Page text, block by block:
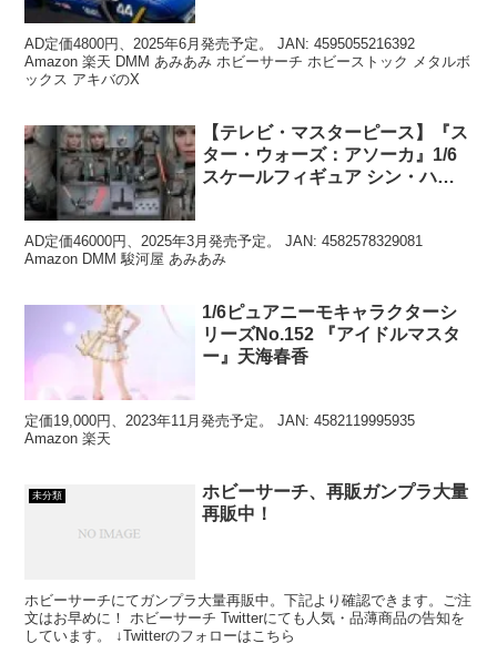
AD定価4800円、2025年6月発売予定。 JAN: 4595055216392
Amazon 楽天 DMM あみあみ ホビーサーチ ホビーストック メタルボ
ックス アキバのX
【テレビ・マスターピース】『ス
ター・ウォーズ：アソーカ』1/6
スケールフィギュア シン・ハテ
AD定価46000円、2025年3月発売予定。 JAN: 4582578329081
Amazon DMM 駿河屋 あみあみ
1/6ピュアニーモキャラクターシ
リーズNo.152 『アイドルマスタ
ー』天海春香
定価19,000円、2023年11月発売予定。 JAN: 4582119995935
Amazon 楽天
未分類
ホビーサーチ、再販ガンプラ大量
再販中！
ホビーサーチにてガンプラ大量再販中。下記より確認できます。ご注
文はお早めに！ ホビーサーチ Twitterにても人気・品薄商品の告知を
しています。 ↓Twitterのフォローはこちら